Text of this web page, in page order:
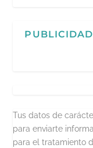
PUBLICIDAD
Tus datos de
para enviarte
para el tratamiento